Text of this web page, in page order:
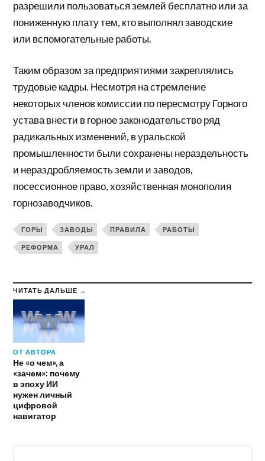
разрешили пользоваться землей бесплатно или за
пониженную плату тем, кто выполнял заводские
или вспомогательные работы.
Таким образом за предприятиями закреплялись
трудовые кадры. Несмотря на стремление
некоторых членов комиссии по пересмотру Горного
устава внести в горное законодательство ряд
радикальных изменений, в уральской
промышленности были сохранены нераздельность
и нераздробляемость земли и заводов,
посессионное право, хозяйственная монополия
горнозаводчиков.
ГОРЫ ЗАВОДЫ ПРАВИЛА РАБОТЫ
РЕФОРМА УРАЛ
ЧИТАТЬ ДАЛЬШЕ →
ОТ АВТОРА
Не «о чем», а
«зачем»: почему
в эпоху ИИ
нужен личный
цифровой
навигатор